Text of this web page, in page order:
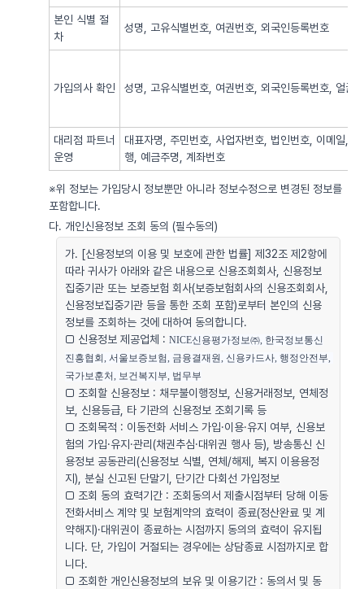
본인 식별 절
차
성명, 고유식별번호, 여권번호, 외국인등록번호
가입의사 확인 성명, 고유식별번호, 여권번호, 외국인등록번호, 얼굴
대리점 파트너
운영
대표자명, 주민번호, 사업자번호, 법인번호, 이메일,
행, 예금주명, 계좌번호
※위 정보는 가입당시 정보뿐만 아니라 정보수정으로 변경된 정보를
포함합니다.
다. 개인신용정보 조회 동의 (필수동의)
가. [신용정보의 이용 및 보호에 관한 법률] 제32조 제2항에
따라 귀사가 아래와 같은 내용으로 신용조회회사, 신용정보
집중기관 또는 보증보험 회사(보증보험회사의 신용조회회사,
신용정보집중기관 등을 통한 조회 포함)로부터 본인의 신용
정보를 조회하는 것에 대하여 동의합니다.
□ 신용정보 제공업체 :NICE신용평가정보㈜, 한국정보통신
진흥협회, 서울보증보험, 금융결재원, 신용카드사, 행정안전부,
국가보훈처, 보건복지부, 법무부
□ 조회할 신용정보 : 채무불이행정보, 신용거래정보, 연체정
보, 신용등급, 타 기관의 신용정보 조회기록 등
□ 조회목적 : 이동전화 서비스 가입·이용·유지 여부, 신용보
험의 가입·유지·관리(채권추심·대위권 행사 등), 방송통신 신
용정보 공동관리(신용정보 식별, 연체/해제, 복지 이용용정
지), 분실 신고된 단말기, 단기간 다회선 가입정보
□ 조회 동의 효력기간 : 조회동의서 제출시점부터 당해 이동
전화서비스 계약 및 보험계약의 효력이 종료(정산완료 및 계
약해지)·대위권이 종료하는 시점까지 동의의 효력이 유지됩
니다. 단, 가입이 거절되는 경우에는 상담종료 시점까지로 합
니다.
□ 조회한 개인신용정보의 보유 및 이용기간 : 동의서 및 동